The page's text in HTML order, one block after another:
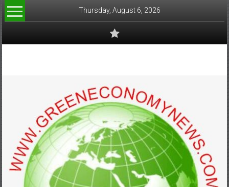
Skip
to
Thursday, August 6, 2026